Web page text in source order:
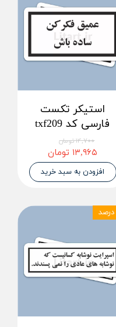
استیکر تکست
فارسی کد txf209
۱۴,۷۰۰ تومان
۱۳,۹۶۵ تومان
افزودن به سبد خرید